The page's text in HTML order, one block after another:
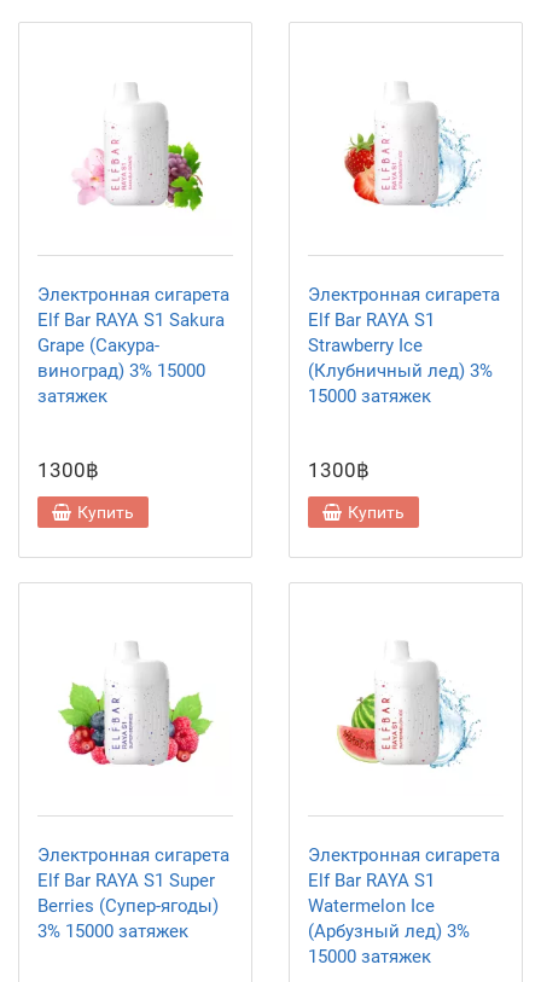
Электронная сигарета
Elf Bar RAYA S1 Sakura
Grape (Сакура-
виноград) 3% 15000
затяжек
1300฿
Купить
Электронная сигарета
Elf Bar RAYA S1
Strawberry Ice
(Клубничный лед) 3%
15000 затяжек
1300฿
Купить
Электронная сигарета
Elf Bar RAYA S1 Super
Berries (Супер-ягоды)
3% 15000 затяжек
Электронная сигарета
Elf Bar RAYA S1
Watermelon Ice
(Арбузный лед) 3%
15000 затяжек